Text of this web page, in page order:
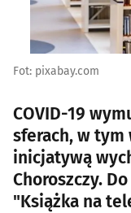
Fot: pixabay.com
COVID-19
sferach, w tym
inicjatywą
Choroszczy.
"Książka na